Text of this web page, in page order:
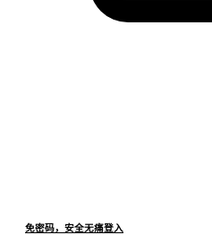
免密码，安全无痛登入